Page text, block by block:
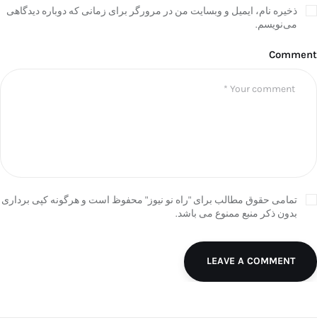
ذخیره نام، ایمیل و وبسایت من در مرورگر برای زمانی که دوباره دیدگاهی
می‌نویسم.
Comment
تمامی حقوق مطالب برای "راه نو نیوز" محفوظ است و هرگونه کپی برداری
بدون ذکر منبع ممنوع می باشد.
LEAVE A COMMENT